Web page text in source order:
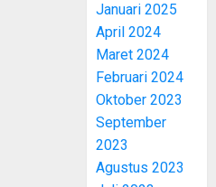
Januari 2025
April 2024
Maret 2024
Februari 2024
Oktober 2023
September
2023
Agustus 2023